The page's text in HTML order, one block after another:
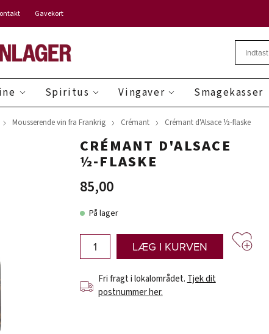
Gavekort
Spiritus Vingaver Smagekasser
Mousserende vin fra Frankrig Crémant Crémant d'Alsace ½-flaske
CRÉMANT D'ALSACE
½-FLASKE
85,00
På lager
LÆG I KURVEN
Fri fragt i lokalområdet.Tjek dit
postnummer her.